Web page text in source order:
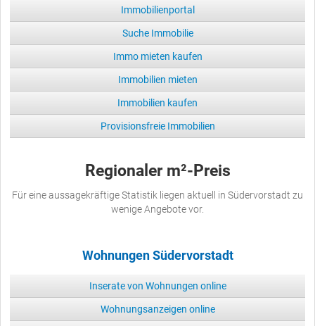
Immobilienportal
Suche Immobilie
Immo mieten kaufen
Immobilien mieten
Immobilien kaufen
Provisionsfreie Immobilien
Regionaler m²-Preis
Für eine aussagekräftige Statistik liegen aktuell in Südervorstadt zu
wenige Angebote vor.
Wohnungen Südervorstadt
Inserate von Wohnungen online
Wohnungsanzeigen online